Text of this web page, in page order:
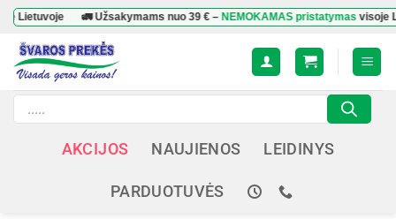
Skip
content
🚛 Užsakymams nuo39 €–NEMOKAMAS pristatymasvisoje
Products
search
AKCIJOS NAUJIENOS LEIDINYS
PARDUOTUVĖS